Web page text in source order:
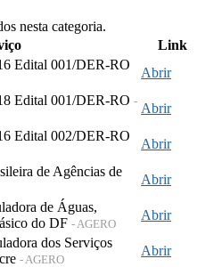
nesta categoria.
Link
Edital 001/DER-RO
Abrir
Edital 001/DER-RO - Abrir
Edital 002/DER-RO
Abrir
de Agências de
Abrir
de Águas,
do DF - AGERO
Abrir
dos Serviços
- AGERO
Abrir